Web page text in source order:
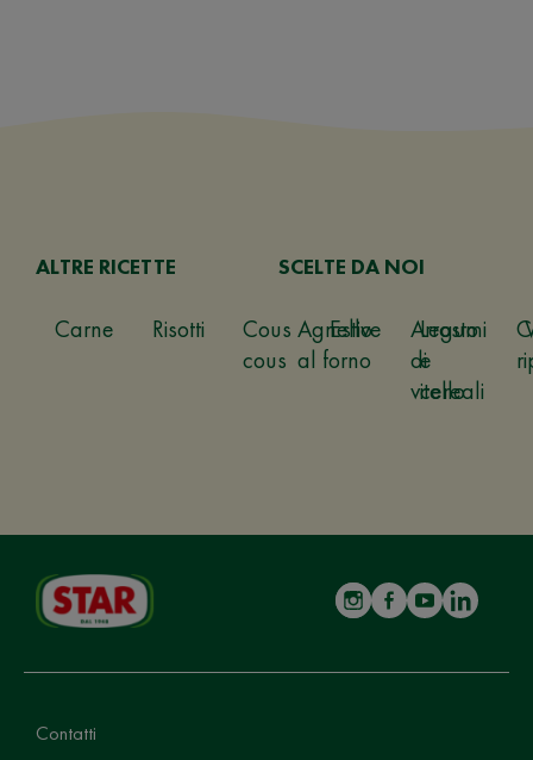
ALTRE RICETTE
Carne Risotti
Cous
cous
Estive
Legumi
e
cereali
SCELTE DA NOI
Agnello
al forno
Arrosto
di
vitello
Contatti